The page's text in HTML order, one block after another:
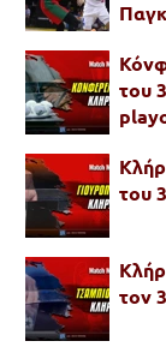
του
του
τον